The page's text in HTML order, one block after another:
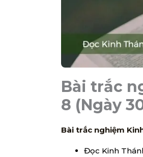
Bài trắc
8 (Ngày
Bài trắc nghiệm
Đọc Kinh